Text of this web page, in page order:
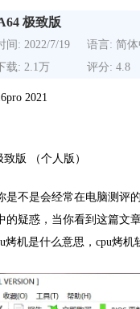
极致版
间: 2022/7/19 语言: 简体
载: 2.1万
评分: 4.8
2021
致版 （个人版）
是不是会经常在电脑测评
的疑惑，当你看到这篇文
烤机是什么意思，cpu烤机